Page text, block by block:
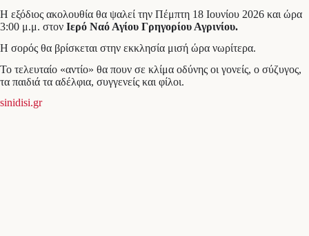
Η εξόδιος ακολουθία θα ψαλεί την Πέμπτη 18 Ιουνίου 2026 και ώρα
3:00 μ.μ. στον Ιερό Ναό Αγίου Γρηγορίου Αγρινίου.
Η σορός θα βρίσκεται στην εκκλησία μισή ώρα νωρίτερα.
Το τελευταίο «αντίο» θα πουν σε κλίμα οδύνης οι γονείς, ο σύζυγος,
τα παιδιά τα αδέλφια, συγγενείς και φίλοι.
sinidisi.gr